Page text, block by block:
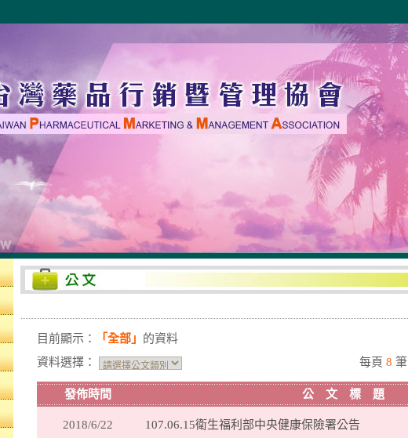
目前顯示： 「全部」 的資料
資料選擇：
每頁 8
發佈時間 公 文 標 題
2018/6/22
107.06.15衛生福利部中央健康保險署公告